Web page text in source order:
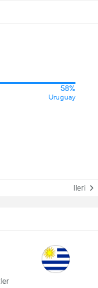
58%
Uruguay
Ileri